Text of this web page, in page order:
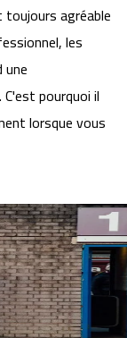
agréable
les
pourquoi il
lorsque vous